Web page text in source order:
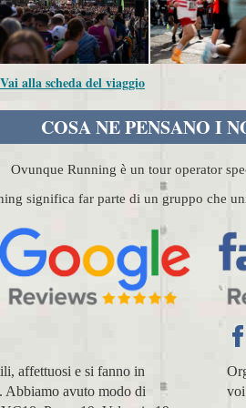
alla scheda del viaggio
COSA NE PENSANO I
Ovunque Running è un tour operator
significa far parte di un gruppo che
affettuosi e si fanno in
Abbiamo avuto modo di